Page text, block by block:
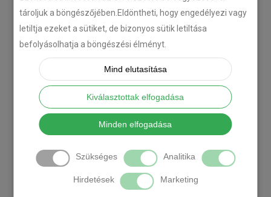
tároljuk a böngészőjében.Eldöntheti, hogy engedélyezi vagy
letiltja ezeket a sütiket, de bizonyos sütik letiltása
befolyásolhatja a böngészési élményt.
Mind elutasítása
Kiválasztottak elfogadása
Minden elfogadása
Szükséges Analitika
Hirdetések Marketing